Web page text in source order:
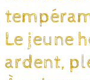
Le jeune
ardent,